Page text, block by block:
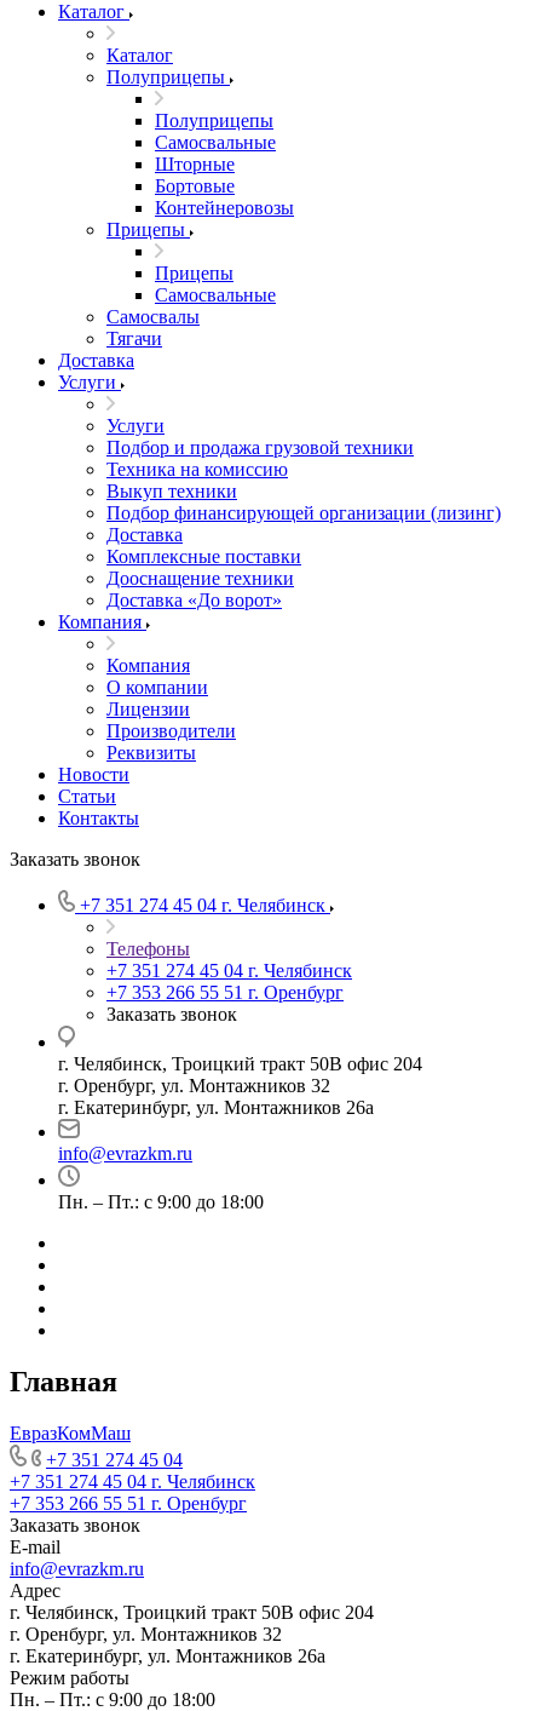
Каталог
Каталог
Полуприцепы
Полуприцепы
Самосвальные
Шторные
Бортовые
Контейнеровозы
Прицепы
Прицепы
Самосвальные
Самосвалы
Тягачи
Доставка
Услуги
Услуги
Подбор и продажа грузовой техники
Техника на комиссию
Выкуп техники
Подбор финансирующей организации (лизинг)
Доставка
Комплексные поставки
Дооснащение техники
Доставка «До ворот»
Компания
Компания
О компании
Лицензии
Производители
Реквизиты
Новости
Статьи
Контакты
Заказать звонок
+7 351 274 45 04 г. Челябинск
Телефоны
+7 351 274 45 04 г. Челябинск
+7 353 266 55 51 г. Оренбург
Заказать звонок
г. Челябинск, Троицкий тракт 50В офис 204
г. Оренбург, ул. Монтажников 32
г. Екатеринбург, ул. Монтажников 26а
info@evrazkm.ru
Пн. – Пт.: с 9:00 до 18:00
Главная
ЕвразКомМаш
+7 351 274 45 04
+7 351 274 45 04 г. Челябинск
+7 353 266 55 51 г. Оренбург
Заказать звонок
E-mail
info@evrazkm.ru
Адрес
г. Челябинск, Троицкий тракт 50В офис 204
г. Оренбург, ул. Монтажников 32
г. Екатеринбург, ул. Монтажников 26а
Режим работы
Пн. – Пт.: с 9:00 до 18:00